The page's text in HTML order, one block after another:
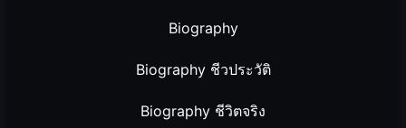
Biography
Biography ชีวประวัติ
Biography ชีวิตจริง